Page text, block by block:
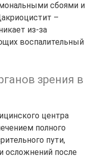
сбоями и
–
из-за
воспалительный
зрения в
центра
полного
пути,
осложнений после